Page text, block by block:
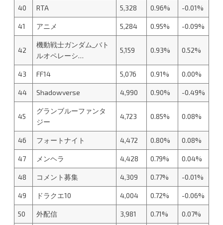
40 RTA 5,328 0.96% -0.01%
41 アニメ 5,284 0.95% -0.09%
42
機動戦士ガンダム_バト
ルオペレーシ…
5,159 0.93% 0.52%
43 FF14 5,076 0.91% 0.00%
44 Shadowverse 4,990 0.90% -0.49%
45
グランブルーファンタ
ジー
4,723 0.85% 0.08%
46 フォートナイト 4,472 0.80% 0.08%
47 メンヘラ 4,428 0.79% 0.04%
48 コメント募集 4,309 0.77% -0.01%
49 ドラクエ10 4,004 0.72% -0.06%
50 外配信 3,981 0.71% 0.07%